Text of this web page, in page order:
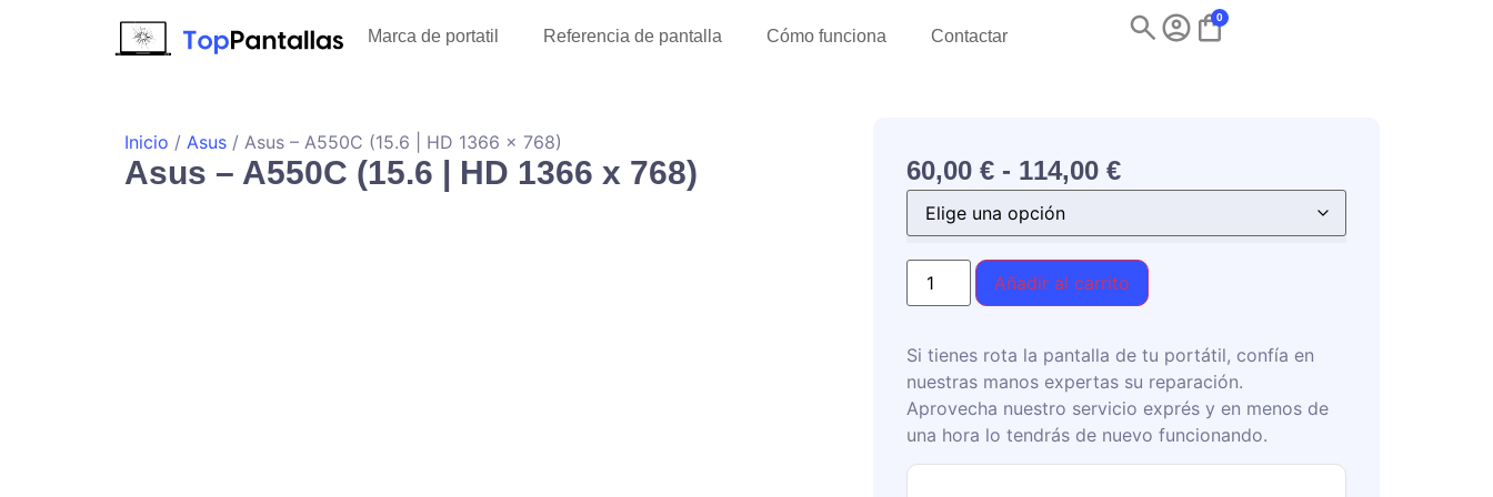
Marca de portatil Referencia de pantalla Cómo funciona Contactar
0
Inicio / Asus / Asus – A550C (15.6 | HD 1366 x 768)
Asus – A550C (15.6 | HD 1366 x 768) 60,00 € - 114,00 €
Añadir al carrito
Si tienes rota la pantalla de tu portátil, confía en
nuestras manos expertas su reparación.
Aprovecha nuestro servicio exprés y en menos de
una hora lo tendrás de nuevo funcionando.